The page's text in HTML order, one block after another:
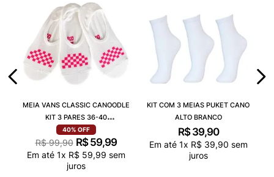
MEIA VANS CLASSIC CANOODLE
KIT 3 PARES 36-40
VN000QCAJU4
40% OFF
R$ 99,90 R$ 59,99
Em até 1x R$ 59,99 sem
juros
KIT COM 3 MEIAS PUKET CANO
ALTO BRANCO
R$ 39,90
Em até 1x R$ 39,90 sem
juros